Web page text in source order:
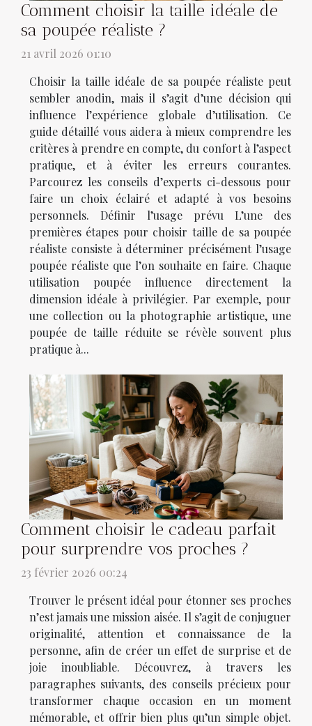
Comment choisir la taille idéale de
sa poupée réaliste ?
21 avril 2026 01:10
Choisir la taille idéale de sa poupée réaliste peut
sembler anodin, mais il s’agit d’une décision qui
influence l’expérience globale d’utilisation. Ce
guide détaillé vous aidera à mieux comprendre les
critères à prendre en compte, du confort à l’aspect
pratique, et à éviter les erreurs courantes.
Parcourez les conseils d’experts ci-dessous pour
faire un choix éclairé et adapté à vos besoins
personnels. Définir l’usage prévu L’une des
premières étapes pour choisir taille de sa poupée
réaliste consiste à déterminer précisément l’usage
poupée réaliste que l’on souhaite en faire. Chaque
utilisation poupée influence directement la
dimension idéale à privilégier. Par exemple, pour
une collection ou la photographie artistique, une
poupée de taille réduite se révèle souvent plus
pratique à...
Comment choisir le cadeau parfait
pour surprendre vos proches ?
23 février 2026 00:24
Trouver le présent idéal pour étonner ses proches
n’est jamais une mission aisée. Il s’agit de conjuguer
originalité, attention et connaissance de la
personne, afin de créer un effet de surprise et de
joie inoubliable. Découvrez, à travers les
paragraphes suivants, des conseils précieux pour
transformer chaque occasion en un moment
mémorable, et offrir bien plus qu’un simple objet.